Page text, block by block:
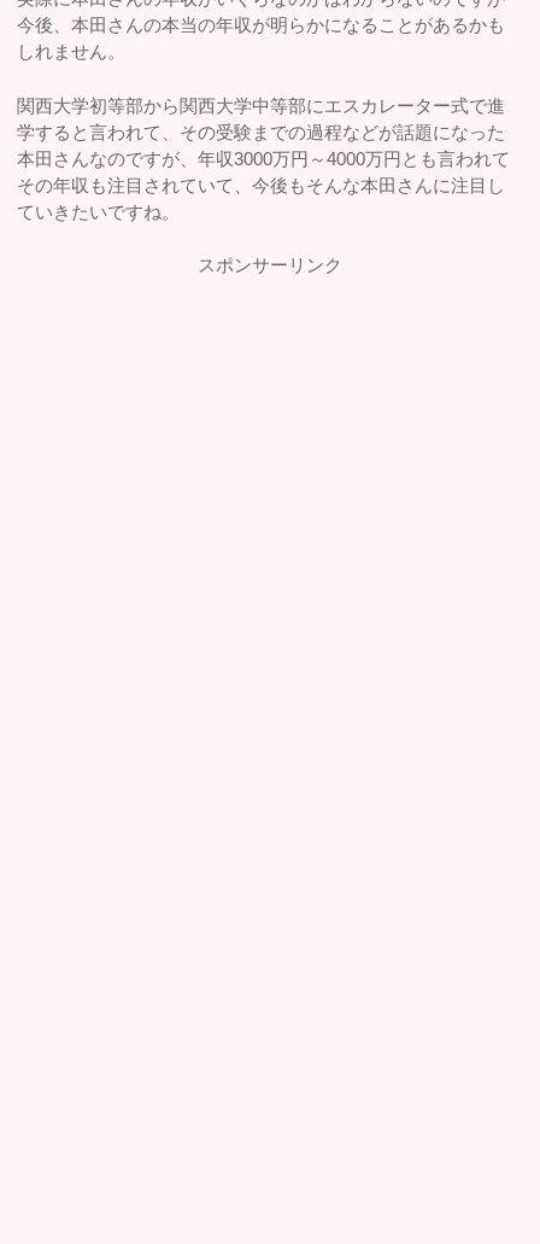
今後、本田さんの本当の年収が明らかになることがあるかも
しれません。
関西大学初等部から関西大学中等部にエスカレーター式で進
学すると言われて、その受験までの過程などが話題になった
本田さんなのですが、年収3000万円～4000万円とも言われて
その年収も注目されていて、今後もそんな本田さんに注目し
ていきたいですね。
スポンサーリンク